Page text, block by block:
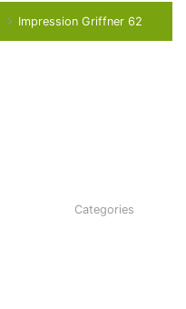
Impression Griffner 62
Categories